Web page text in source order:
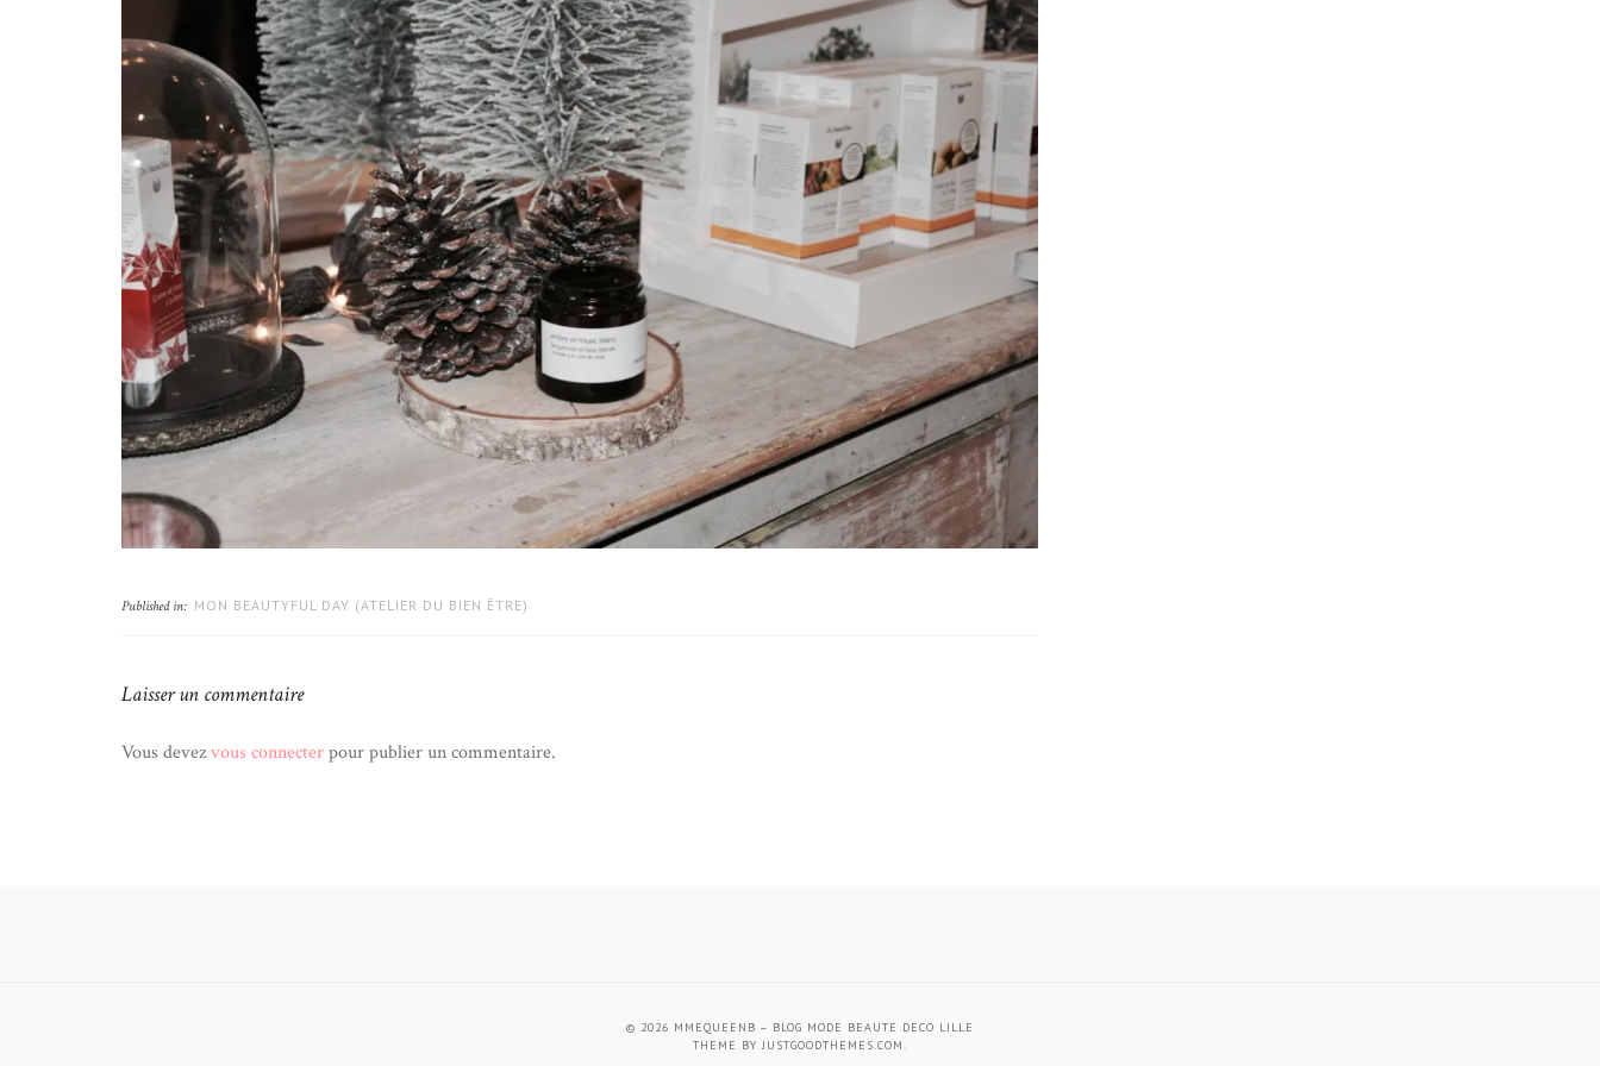
Published in: MON BEAUTYFUL DAY (ATELIER DU BIEN ÊTRE)
Laisser un commentaire
Vous devezvous connecterpour publier un commentaire.
© 2026 MMEQUEENB – BLOG MODE BEAUTE DECO LILLE
THEME BYJUSTGOODTHEMES.COM.